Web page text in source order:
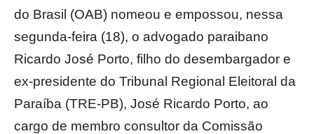
do Brasil (OAB) nomeou e empossou, nessa
segunda-feira (18), o advogado paraibano
Ricardo José Porto, filho do desembargador e
ex-presidente do Tribunal Regional Eleitoral da
Paraíba (TRE-PB), José Ricardo Porto, ao
cargo de membro consultor da Comissão